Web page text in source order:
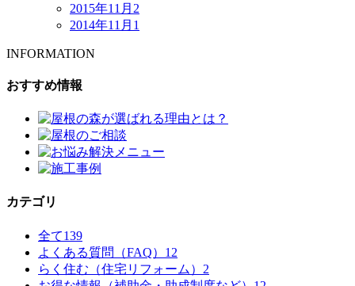
2015年11月 2
2014年11月 1
INFORMATION
おすすめ情報
カテゴリ
全て139
よくある質問（FAQ） 12
らく住む（住宅リフォーム） 2